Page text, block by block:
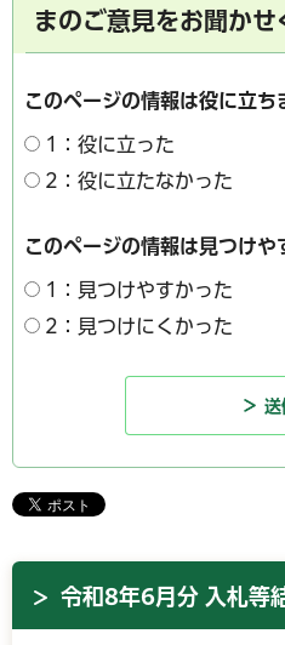
まのご意見をお聞かせ
このページの情報は役に立ち
1：役に立った
2：役に立たなかった
このページの情報は見つけや
1：見つけやすかった
2：見つけにくかった
令和8年6月分 入札等